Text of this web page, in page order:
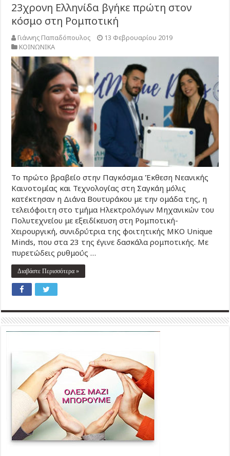
23χρονη Ελληνίδα βγήκε πρώτη στον
κόσμο στη Ρομποτική
Γιάννης Παπαδόπουλος
13 Φεβρουαρίου 2019
ΚΟΙΝΩΝΙΚΑ
Το πρώτο βραβείο στην Παγκόσμια Έκθεση Νεανικής
Καινοτομίας και Τεχνολογίας στη Σαγκάη μόλις
κατέκτησαν η Διάνα Βουτυράκου με την ομάδα της, η
τελειόφοιτη στο τμήμα Ηλεκτρολόγων Μηχανικών του
Πολυτεχνείου με εξειδίκευση στη Ρομποτική-
Χειρουργική, συνιδρύτρια της φοιτητικής ΜΚΟ Unique
Minds, που στα 23 της έγινε δασκάλα ρομποτικής. Με
πυρετώδεις ρυθμούς …
Διαβάστε Περισσότερα »